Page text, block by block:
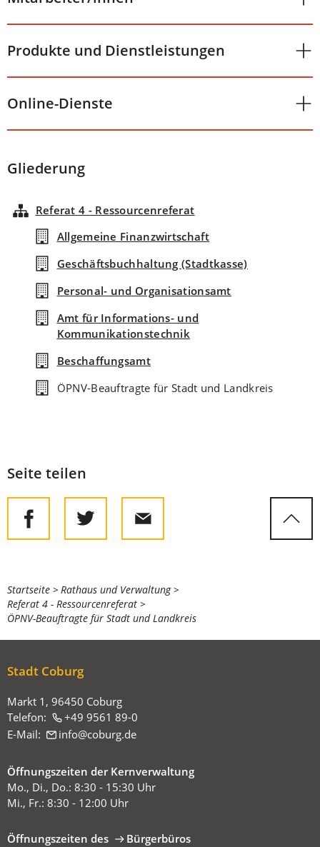
Produkte und Dienstleistungen
Online-Dienste
Gliederung
Referat 4 - Ressourcenreferat
Allgemeine Finanzwirtschaft
Geschäftsbuchhaltung (Stadtkasse)
Personal- und Organisationsamt
Amt für Informations- und
Kommunikationstechnik
Beschaffungsamt
ÖPNV-Beauftragte für Stadt und Landkreis
Seite teilen
Sie
befinden
sich
Startseite
Rathaus und Verwaltung
Referat 4 - Ressourcenreferat
ÖPNV-Beauftragte für Stadt und Landkreis
Stadt Coburg
Markt 1, 96450 Coburg
Telefon:
+49 9561 89-0
E-Mail:
info coburg de
Öffnungszeiten der Kernverwaltung
Mo., Di., Do.: 8:30 - 15:30 Uhr
Mi., Fr.: 8:30 - 12:00 Uhr
Öffnungszeiten des
Bürgerbüros